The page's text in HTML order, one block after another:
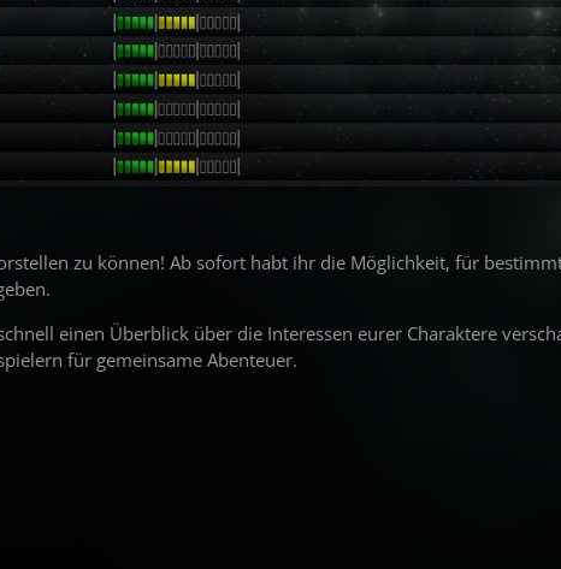
zu können! Ab sofort habt ihr die Möglichkeit, für
einen Überblick über die Interessen eurer Charaktere
für gemeinsame Abenteuer.